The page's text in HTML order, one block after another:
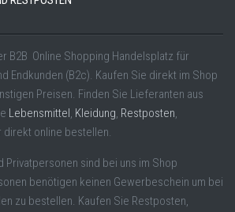
B2B Online Shopping Handelsplatz für
Endkunden (B2c). Kaufen Sie direkt im Shop
Preisen. Finden Sie Lieferanten aus
Lebensmittel , Kleidung, Restposten,
online bestellen.
sind bei uns im Shop
benötigen keinen Gewerbeschein um bei
zu bestellen. Kaufen Sie Restposten,